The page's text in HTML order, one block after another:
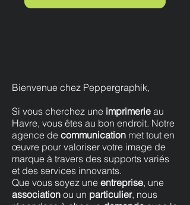
Bienvenue chez Peppergraphik,
Si vous cherchez une imprimerie au
Havre, vous êtes au bon endroit. Notre
agence de communication met tout en
œuvre pour valoriser votre image de
marque à travers des supports variés
et des services innovants.
Que vous soyez une entreprise, une
association ou un particulier, nous